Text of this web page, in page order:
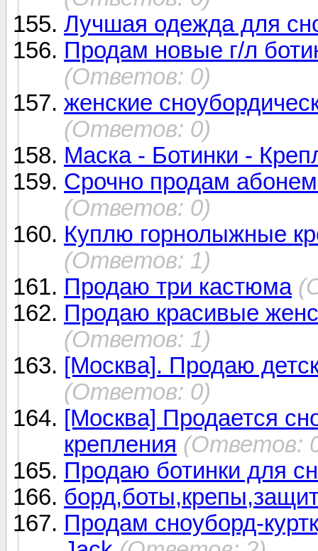
Лучшая одежда для
Продам новые г/л
(Ответов: 0)
женские
(Ответов: 0)
Маска - Ботинки -
Срочно продам
(Ответов: 0)
Куплю горнолыжные
(Ответов: 1)
Продаю три кастюма
Продаю красивые
(Ответов: 1)
[Москва]. Продаю
(Ответов: 0)
[Москва] Продается
крепления (Ответов:
Продаю ботинки для
Продам сноуборд-